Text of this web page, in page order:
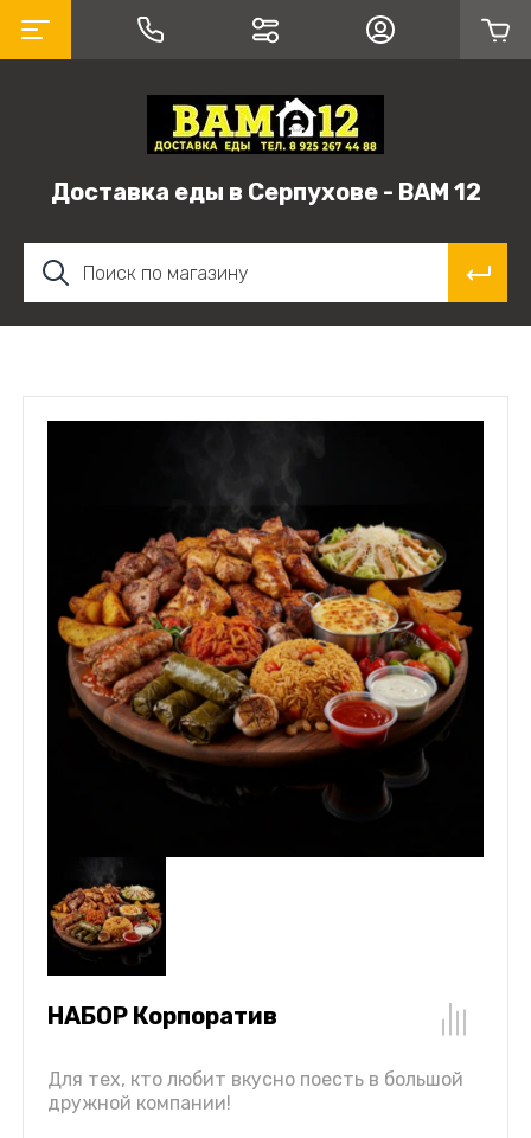
Доставка еды в Серпухове - ВАМ 12
НАБОР Корпоратив
Для тех, кто любит вкусно поесть в большой
дружной компании!